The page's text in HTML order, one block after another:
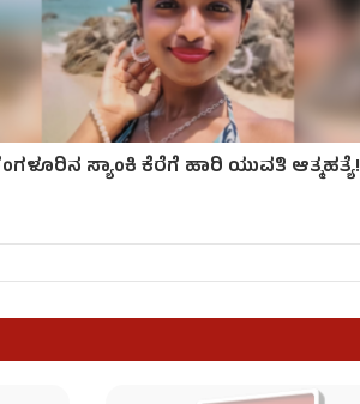
ಸ್ಯಾಂಕಿ ಕೆರೆಗೆ ಹಾರಿ ಯುವತಿ ಆತ್ಮಹತ್ಯೆ!